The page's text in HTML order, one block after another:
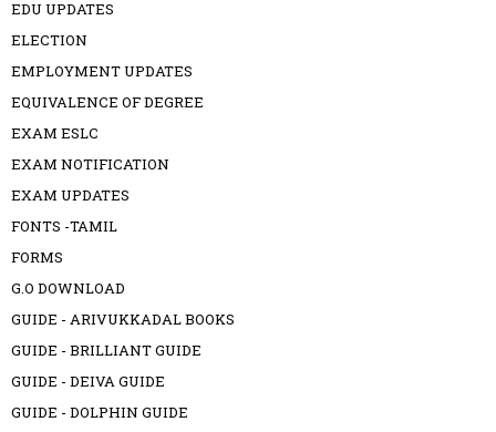
EDU UPDATES
ELECTION
EMPLOYMENT UPDATES
EQUIVALENCE OF DEGREE
EXAM ESLC
EXAM NOTIFICATION
EXAM UPDATES
FONTS -TAMIL
FORMS
G.O DOWNLOAD
GUIDE - ARIVUKKADAL BOOKS
GUIDE - BRILLIANT GUIDE
GUIDE - DEIVA GUIDE
GUIDE - DOLPHIN GUIDE